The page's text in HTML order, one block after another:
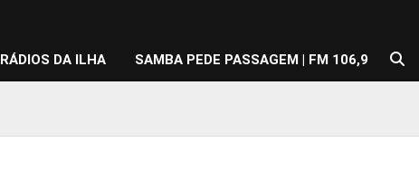
RÁDIOS DA ILHA SAMBA PEDE PASSAGEM | FM 106,9